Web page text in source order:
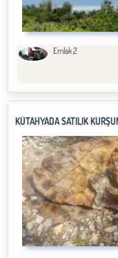
Emlak 2
KÜTAHYADA SATILIK